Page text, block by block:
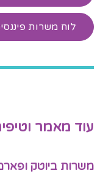
לוח משרות
עוד מאמר
משרות ביוטק